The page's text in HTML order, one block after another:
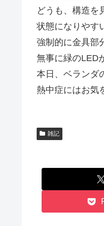
どうも、構造を
状態になりやす
強制的に金具部
無事に緑のLED
本日、ベランダ
熱中症にはお気
雑記